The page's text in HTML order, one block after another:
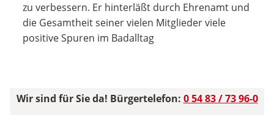
zu verbessern. Er hinterläßt durch Ehrenamt und
die Gesamtheit seiner vielen Mitglieder viele
positive Spuren im Badalltag
Wir sind für Sie da! Bürgertelefon: 0 54 83 / 73 96-0